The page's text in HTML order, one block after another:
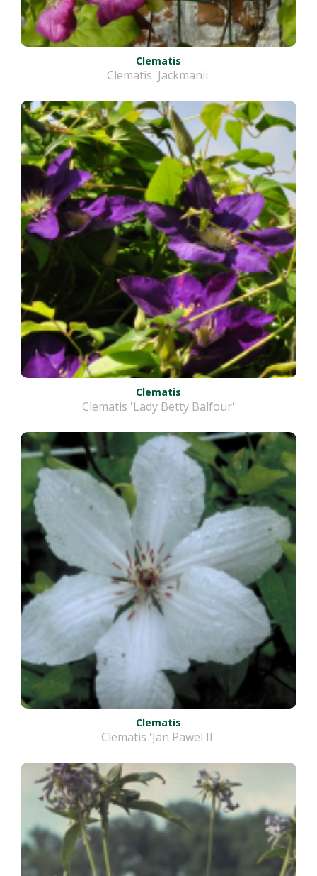
Clematis
Clematis 'Jackmanii'
Clematis
Clematis 'Lady Betty Balfour'
Clematis
Clematis 'Jan Pawel II'